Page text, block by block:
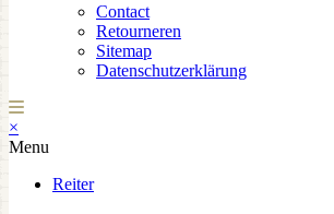
Contact
Retourneren
Sitemap
Datenschutzerklärung
×
Menu
Reiter